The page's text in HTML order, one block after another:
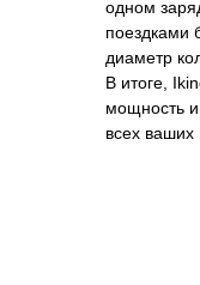
одном
поездками
диаметр
В итоге,
мощность
всех ваших